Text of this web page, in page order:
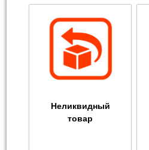
Неликвидный
товар